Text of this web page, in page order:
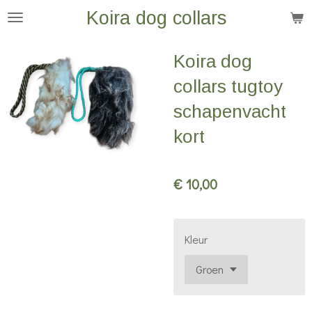
Ga
hoofdinhoud
Koira dog collars
Koira dog
collars tugtoy
schapenvacht
kort
€ 10,00
Kleur